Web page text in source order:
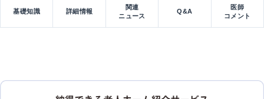
基礎知識 詳細情報
関連
ニュース
Q&A
医師
コメント